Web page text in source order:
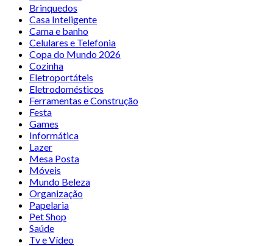
Brinquedos
Casa Inteligente
Cama e banho
Celulares e Telefonia
Copa do Mundo 2026
Cozinha
Eletroportáteis
Eletrodomésticos
Ferramentas e Construção
Festa
Games
Informática
Lazer
Mesa Posta
Móveis
Mundo Beleza
Organização
Papelaria
Pet Shop
Saúde
Tv e Vídeo